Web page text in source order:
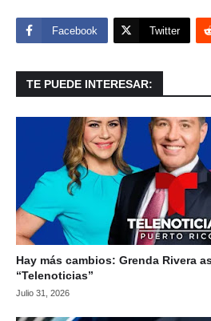
Facebook Twitter
TE PUEDE INTERESAR:
Hay más cambios: Grenda Rivera
“Telenoticias”
Julio 31, 2026